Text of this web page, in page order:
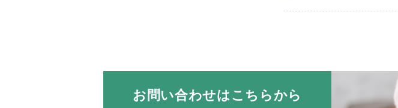
お問い合わせはこちらから